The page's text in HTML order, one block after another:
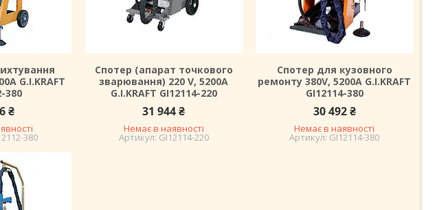
G.I.KRAFT
380
₴
380
Спотер (апарат точкового
зварювання) 220 V, 5200A
G.I.KRAFT GI12114-220
31 944 ₴
Немає в наявності
GI12114-220
Спотер для кузовного
ремонту 380V, 5200A G.I.KRAFT
GI12114-380
30 492 ₴
Немає в наявності
GI12114-380